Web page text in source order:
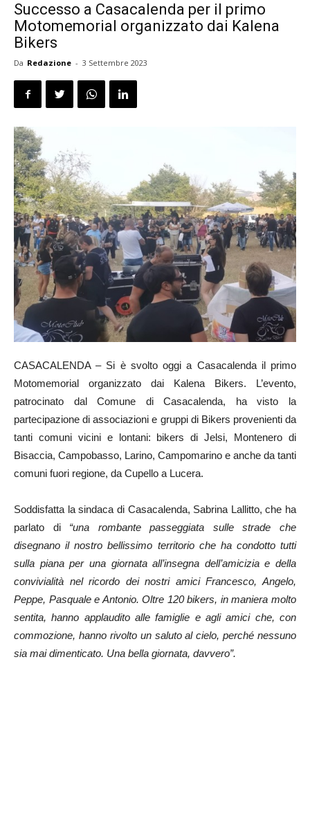
Successo a Casacalenda per il primo
Motomemorial organizzato dai Kalena
Bikers
Da Redazione - 3 Settembre 2023
CASACALENDA – Si è svolto oggi a Casacalenda il primo
Motomemorial organizzato dai Kalena Bikers. L’evento,
patrocinato dal Comune di Casacalenda, ha visto la
partecipazione di associazioni e gruppi di Bikers provenienti da
tanti comuni vicini e lontani: bikers di Jelsi, Montenero di
Bisaccia, Campobasso, Larino, Campomarino e anche da tanti
comuni fuori regione, da Cupello a Lucera.
Soddisfatta la sindaca di Casacalenda, Sabrina Lallitto, che ha
parlato di “una rombante passeggiata sulle strade che
disegnano il nostro bellissimo territorio che ha condotto tutti
sulla piana per una giornata all’insegna dell’amicizia e della
convivialità nel ricordo dei nostri amici Francesco, Angelo,
Peppe, Pasquale e Antonio. Oltre 120 bikers, in maniera molto
sentita, hanno applaudito alle famiglie e agli amici che, con
commozione, hanno rivolto un saluto al cielo, perché nessuno
sia mai dimenticato. Una bella giornata, davvero”.